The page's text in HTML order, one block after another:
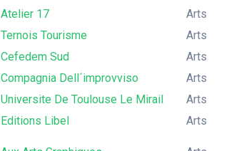
Atelier 17 Arts
Ternois Tourisme
Arts
Cefedem Sud
Arts
Compagnia Dell´improvviso
Arts
Universite De Toulouse Le Mirail
Arts
Editions Libel
Arts